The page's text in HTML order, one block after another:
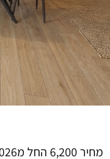
מחיר 6,200 החל מ1/7/2026